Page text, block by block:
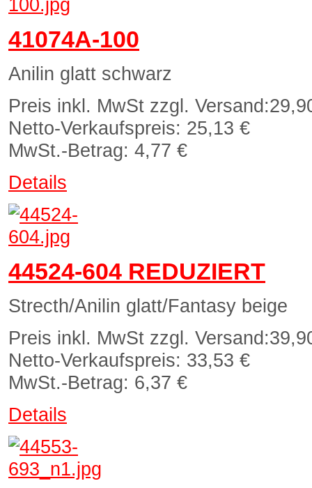
41074A-100
Anilin glatt schwarz
Preis inkl. MwSt zzgl. Versand:
Netto-Verkaufspreis: 25,13 €
MwSt.-Betrag: 4,77 €
Details
44524-604 REDUZIERT
Strecth/Anilin glatt/Fantasy beige
Preis inkl. MwSt zzgl. Versand:
Netto-Verkaufspreis: 33,53 €
MwSt.-Betrag: 6,37 €
Details